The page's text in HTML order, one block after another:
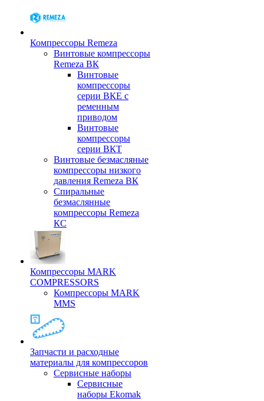
Компрессоры Remeza
Винтовые компрессоры
Remeza ВК
Винтовые
компрессоры
серии ВКЕ с
ременным
приводом
Винтовые
компрессоры
серии ВКТ
Винтовые безмасляные
компрессоры низкого
давления Remeza ВК
Спиральные
безмаслянные
компрессоры Remeza
КС
Компрессоры MARK
COMPRESSORS
Компрессоры MARK
MMS
Запчасти и расходные
материалы для компрессоров
Cервисные наборы
Сервисные
наборы Ekomak